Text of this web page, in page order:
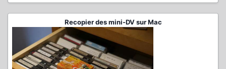
Recopier des mini-DV sur Mac